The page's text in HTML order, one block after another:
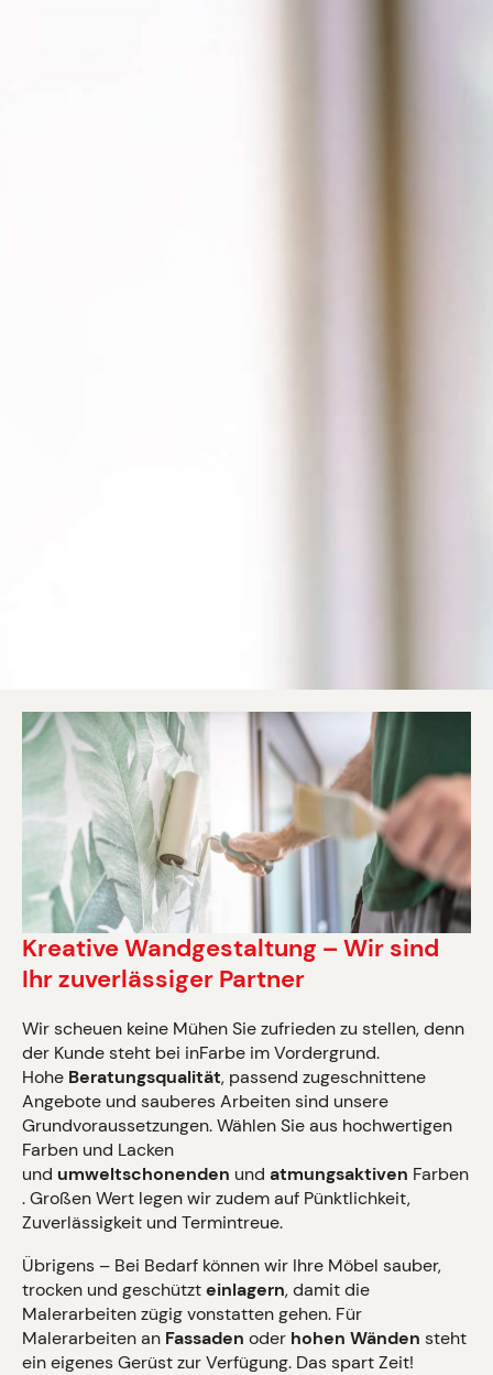
Kreative Wandgestaltung – Wir sind
Ihr zuverlässiger Partner
Wir scheuen keine Mühen Sie zufrieden zu stellen, denn
der Kunde steht bei inFarbe im Vordergrund.
Hohe Beratungsqualität, passend zugeschnittene
Angebote und sauberes Arbeiten sind unsere
Grundvoraussetzungen. Wählen Sie aus hochwertigen
Farben und Lacken
und umweltschonenden und atmungsaktiven Farben
. Großen Wert legen wir zudem auf Pünktlichkeit,
Zuverlässigkeit und Termintreue.
Übrigens – Bei Bedarf können wir Ihre Möbel sauber,
trocken und geschützteinlagern, damit die
Malerarbeiten zügig vonstatten gehen. Für
Malerarbeiten an Fassaden oder hohen Wänden steht
ein eigenes Gerüst zur Verfügung. Das spart Zeit!